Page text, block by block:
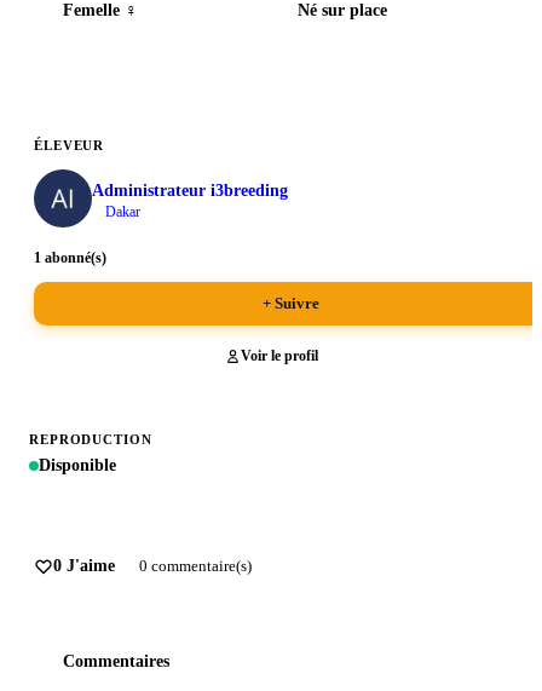
Femelle ♀ Né sur place
ÉLEVEUR
Administrateur i3breeding
Dakar
1 abonné(s)
+ Suivre
Voir le profil
REPRODUCTION
Disponible
0 J'aime 0 commentaire(s)
Commentaires